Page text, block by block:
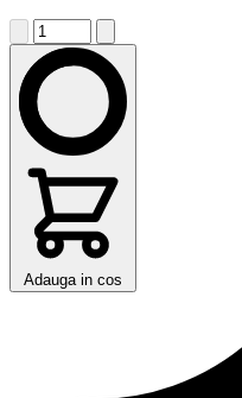
Adauga in cos